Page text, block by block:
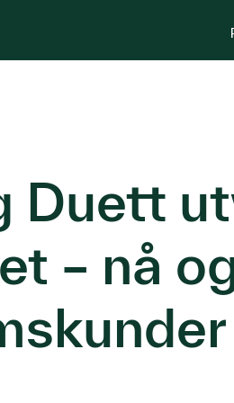
Duett
– nå